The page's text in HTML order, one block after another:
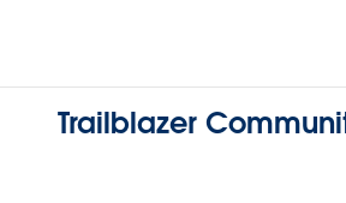
Trailblazer